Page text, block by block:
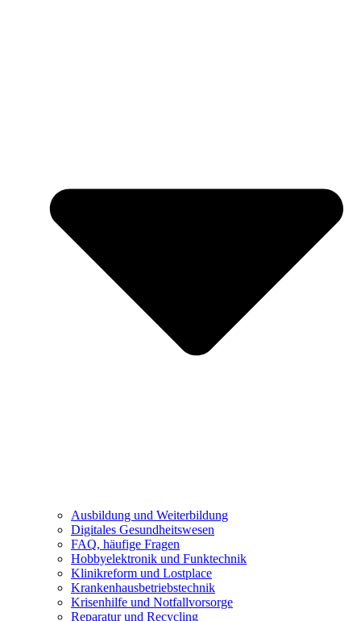
Ausbildung und Weiterbildung
Digitales Gesundheitswesen
FAQ, häufige Fragen
Hobbyelektronik und Funktechnik
Klinikreform und Lostplace
Krankenhausbetriebstechnik
Krisenhilfe und Notfallvorsorge
Reparatur und Recycling